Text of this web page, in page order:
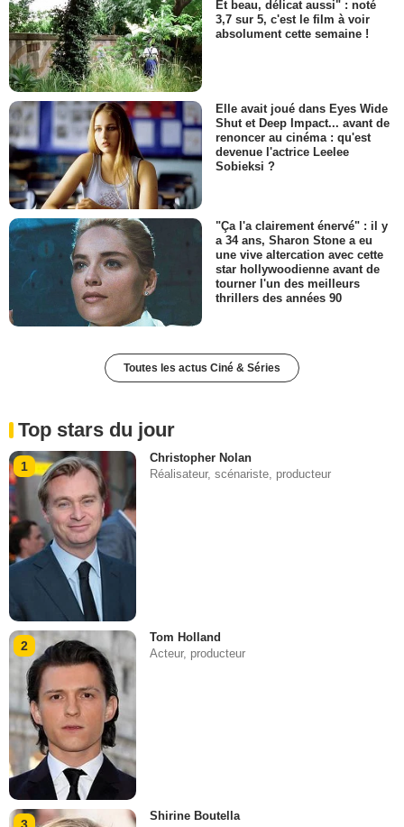
Et beau, délicat aussi" : noté
3,7 sur 5, c'est le film à voir
absolument cette semaine !
Elle avait joué dans Eyes Wide
Shut et Deep Impact... avant de
renoncer au cinéma : qu'est
devenue l'actrice Leelee
Sobieksi ?
"Ça l'a clairement énervé" : il y
a 34 ans, Sharon Stone a eu
une vive altercation avec cette
star hollywoodienne avant de
tourner l'un des meilleurs
thrillers des années 90
Toutes les actus Ciné & Séries
Top stars du jour
1
Christopher Nolan
Réalisateur, scénariste, producteur
2
Tom Holland
Acteur, producteur
Shirine Boutella